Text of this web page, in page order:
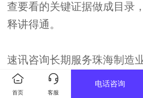
查要看的关键证据做成目录
释讲得通。
速讯咨询长期服务珠海制造
湾、香洲、横琴及周边，提供
证整改证据包
首页 客服
电话咨询